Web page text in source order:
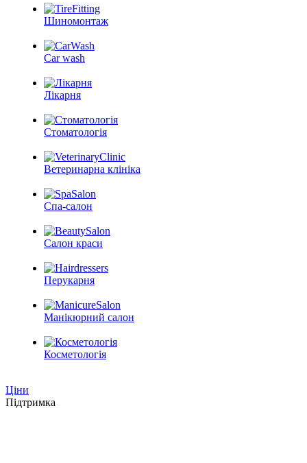
Шиномонтаж
Car wash
Лікарня
Стоматологія
Ветеринарна клініка
Спа-салон
Салон краси
Перукарня
Манікюрний салон
Косметологія
Ціни
Підтримка